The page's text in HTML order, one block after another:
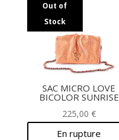
Out of
Stock
SAC MICRO LOVE
BICOLOR SUNRISE
225,00 €
En rupture